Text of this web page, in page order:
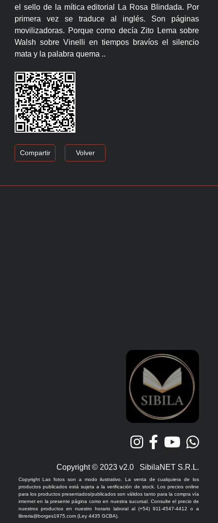
el sello de la mítica editorial La Rosa Blindada. Por
primera vez se traduce al inglés. Son páginas
movilizadoras. Porque como decía Zito Lema sobre
Walsh sobre Vinelli en tiempos bravíos el silencio
mata y la palabra quema ..
Compartir Volver
Copyright © 2023 v2.0 SibilaNET S.R.L.
Copyright Las fotos son a modo ilustrativo. La venta de cualquiera de los
productos publicados está sujeta a la verificación de stock. Los precios online
para los productos presentados/publicados son válidos tanto para la compra vía
internet en la presente página como en nuestra sucursal. Consulte el precio de
nuestros productos en nuestro horario laboral al (+54) 911-4547-4412 o a
libreria@borges1975.com (Ley 4435 GCBA).